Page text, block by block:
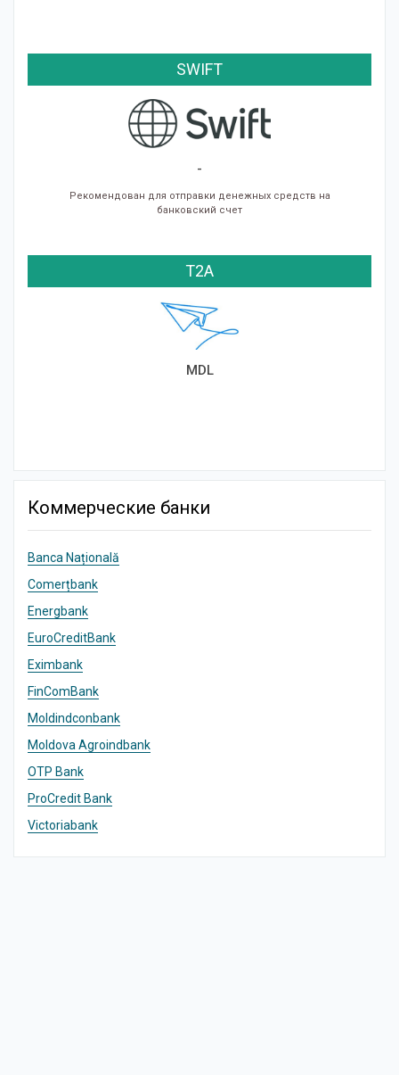
SWIFT
-
Рекомендован для отправки денежных средств на
банковский счет
T2A
MDL
Коммерческие банки
Banca Națională
Comerțbank
Energbank
EuroCreditBank
Eximbank
FinComBank
Moldindconbank
Moldova Agroindbank
OTP Bank
ProCredit Bank
Victoriabank